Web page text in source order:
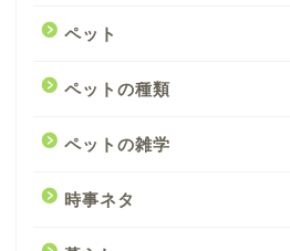
ペット
ペットの種類
ペットの雑学
時事ネタ